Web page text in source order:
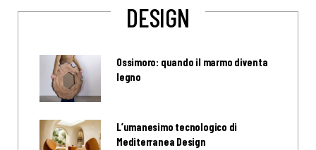
DESIGN
Ossimoro: quando il marmo diventa
legno
L’umanesimo tecnologico di
Mediterranea Design